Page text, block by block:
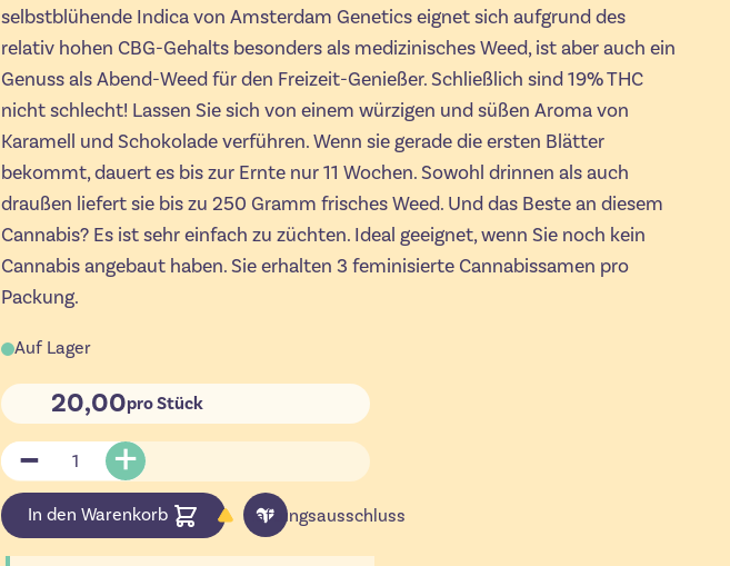
selbstblühende Indica von Amsterdam Genetics eignet sich aufgrund des
relativ hohen CBG-Gehalts besonders als medizinisches Weed, ist aber auch ein
Genuss als Abend-Weed für den Freizeit-Genießer. Schließlich sind 19% THC
nicht schlecht! Lassen Sie sich von einem würzigen und süßen Aroma von
Karamell und Schokolade verführen. Wenn sie gerade die ersten Blätter
bekommt, dauert es bis zur Ernte nur 11 Wochen. Sowohl drinnen als auch
draußen liefert sie bis zu 250 Gramm frisches Weed. Und das Beste an diesem
Cannabis? Es ist sehr einfach zu züchten. Ideal geeignet, wenn Sie noch kein
Cannabis angebaut haben. Sie erhalten 3 feminisierte Cannabissamen pro
Packung.
Auf Lager
20,00pro Stück
Menge
In den Warenkorb Haftungsausschluss